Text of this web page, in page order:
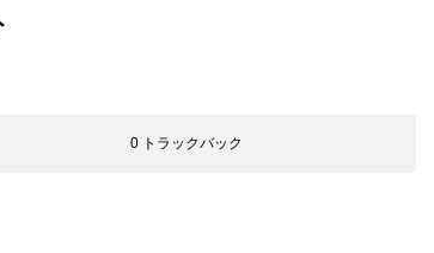
0 トラックバック